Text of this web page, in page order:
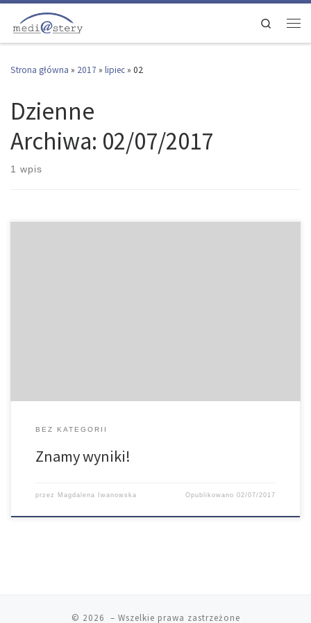
Przejdź do treści
Search
Strona główna » 2017 » lipiec » 02
Dzienne
Archiwa: 02/07/2017
1 wpis
BEZ KATEGORII
Znamy wyniki!
przez Magdalena Iwanowska Opublikowano02/07/2017
© 2026 – Wszelkie prawa zastrzeżone